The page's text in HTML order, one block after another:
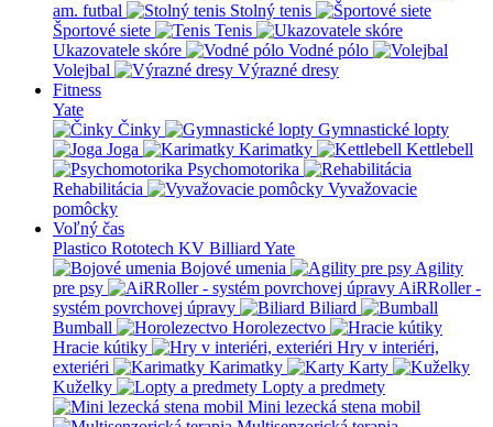
am. futbal
Stolný tenis
Športové siete
Tenis
Ukazovatele skóre
Vodné pólo
Volejbal
Výrazné dresy
Fitness
Yate
Činky
Gymnastické lopty
Joga
Karimatky
Kettlebell
Psychomotorika
Rehabilitácia
Vyvažovacie
pomôcky
Voľný čas
Plastico Rototech KV Billiard Yate
Bojové umenia
Agility
pre psy
AiRRoller -
systém povrchovej úpravy
Biliard
Bumball
Horolezectvo
Hracie kútiky
Hry v interiéri,
exteriéri
Karimatky
Karty
Kuželky
Lopty a predmety
Mini lezecká stena mobil